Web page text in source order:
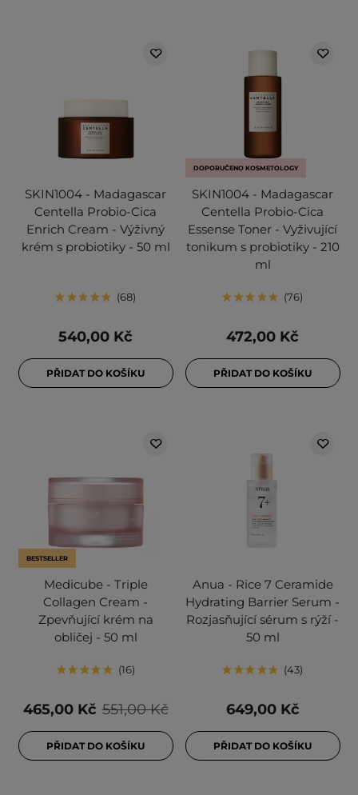
SKIN1004 - Madagascar
Centella Probio-Cica
Enrich Cream - Výživný
krém s probiotiky - 50 ml
68
540,00 Kč
PŘIDAT DO KOŠÍKU
DOPORUČENO KOSMETOLOGY
SKIN1004 - Madagascar
Centella Probio-Cica
Essense Toner - Vyživující
tonikum s probiotiky - 210
ml
76
472,00 Kč
PŘIDAT DO KOŠÍKU
BESTSELLER
Medicube - Triple
Collagen Cream -
Zpevňující krém na
obličej - 50 ml
16
551,00 Kč
465,00 Kč
PŘIDAT DO KOŠÍKU
Anua - Rice 7 Ceramide
Hydrating Barrier Serum -
Rozjasňující sérum s rýží -
50 ml
43
649,00 Kč
PŘIDAT DO KOŠÍKU